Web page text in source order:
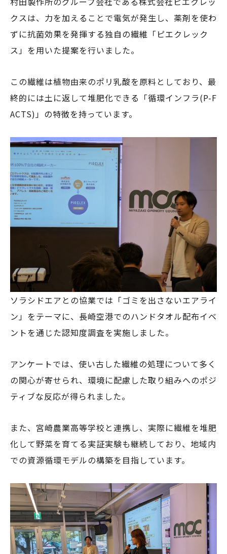
クスは、力を加えることで電気が発生し、薬剤を使わ
ずに抗菌効果を発揮する独自の繊維「ピエクレック
ス」を用いた提案を行いました。
この繊維は植物由来のポリ乳酸を原料としており、最
終的には土に返して堆肥化できる「循環インフラ(P-F
ACTS)」の特徴を持っています。
ソラシドエアとの協業では「ゴミを出さないエアライ
ン」をテーマに、長崎空港でのハンドタオル配布イベ
ントを通じた認知度調査を実施しました。
アンケートでは、使い古した繊維の処理について多く
の関心が寄せられ、環境に配慮した取り組みへのポジ
ティブな反応が得られました。
また、宮崎農業高等学校と連携し、実際に繊維を堆肥
化して野菜を育てる実証実験も継続しており、地域内
での資源循環モデルの構築を目指しています。